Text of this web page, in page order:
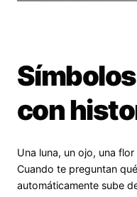
con
Una luna, un ojo, una
Cuando te preguntan
automáticamente sube